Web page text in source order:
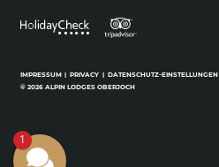
IMPRESSUM | PRIVACY | DATENSCHUTZ-EINSTELLUNGEN
© 2026 ALPIN LODGES OBERJOCH
1